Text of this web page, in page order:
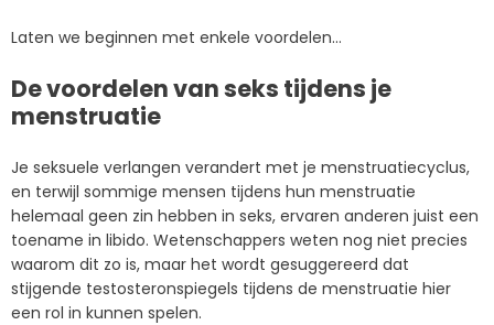
Laten we beginnen met enkele voordelen…
De voordelen van seks tijdens je
menstruatie
Je seksuele verlangen verandert met je menstruatiecyclus,
en terwijl sommige mensen tijdens hun menstruatie
helemaal geen zin hebben in seks, ervaren anderen juist een
toename in libido. Wetenschappers weten nog niet precies
waarom dit zo is, maar het wordt gesuggereerd dat
stijgende testosteronspiegels tijdens de menstruatie hier
een rol in kunnen spelen.